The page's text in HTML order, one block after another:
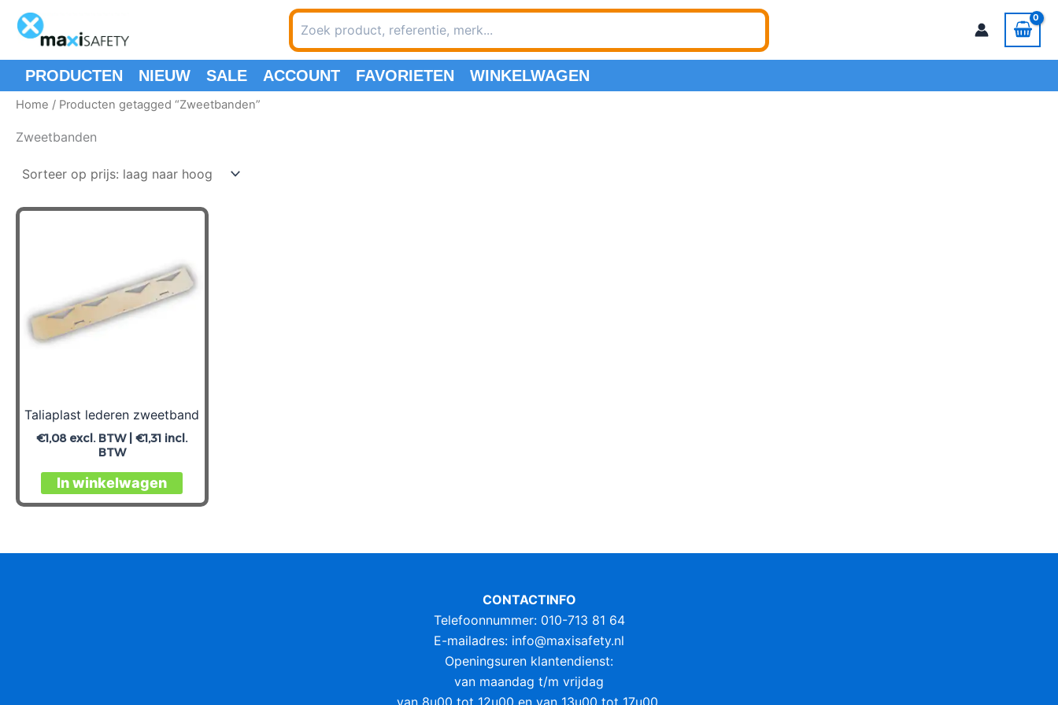
naar
inhoud
Zoeken
naar:
PRODUCTEN NIEUW SALE ACCOUNT FAVORIETEN WINKELWAGEN
Home / Producten getagged “Zweetbanden”
Zweetbanden
Taliaplast lederen zweetband
€1,08excl. BTW |€1,31 incl.
BTW
In winkelwagen
CONTACTINFO
Telefoonnummer: 010-713 81 64
E-mailadres: info@maxisafety.nl
Openingsuren klantendienst:
van maandag t/m vrijdag
van 8u00 tot 12u00 en van 13u00 tot 17u00.